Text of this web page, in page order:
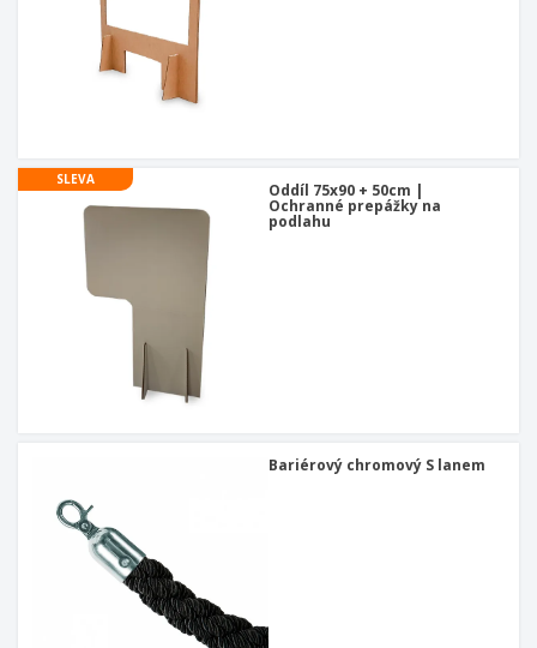
SLEVA
Oddíl 75x90 + 50cm |
Ochranné prepážky na
podlahu
Bariérový chromový S lanem